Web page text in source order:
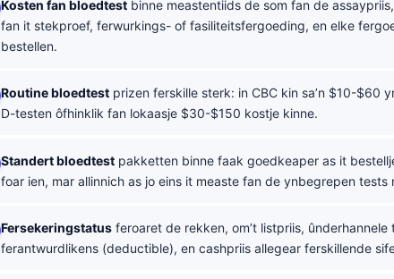
Kosten fan bloedtest binne meastentiids de som fan de
fan it stekproef, ferwurkings- of fasiliteitsfergoeding, en elke
bestellen.
Routine bloedtest prizen ferskille sterk: in CBC kin sa’n $10-$60
D-testen ôfhinklik fan lokaasje $30-$150 kostje kinne.
Standert bloedtest pakketten binne faak goedkeaper as it
foar ien, mar allinnich as jo eins it measte fan de ynbegrepen tests
Fersekeringstatus feroaret de rekken, om’t listpriis,
ferantwurdlikens (deductible), en cashpriis allegear ferskillende